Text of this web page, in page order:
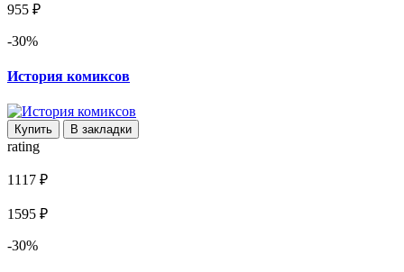
955 ₽
-30%
История комиксов
Купить В закладки
rating
1117 ₽
1595 ₽
-30%